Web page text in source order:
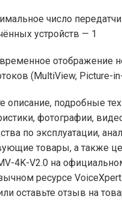
число
устройств — 1
отображение
(MultiView, Picture-
описание, подробные
фотографии,
по эксплуатации,
товары, а также
4K-V2.0 на
ресурсе
оставьте отзыв на